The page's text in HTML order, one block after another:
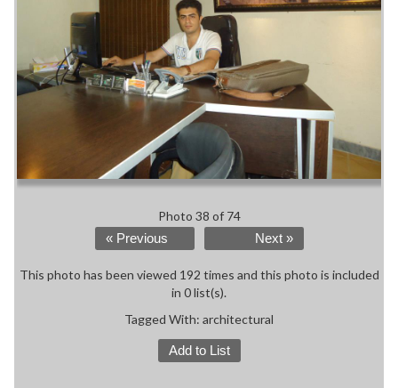
Photo 38 of 74
« Previous Next »
This photo has been viewed 192 times and this photo is included
in 0 list(s).
Tagged With: architectural
Add to List